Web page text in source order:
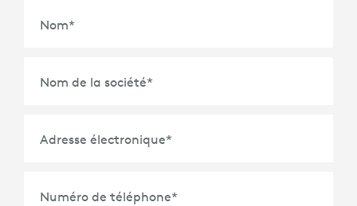
Nom*
Nom de la société*
Adresse électronique*
Numéro de téléphone*